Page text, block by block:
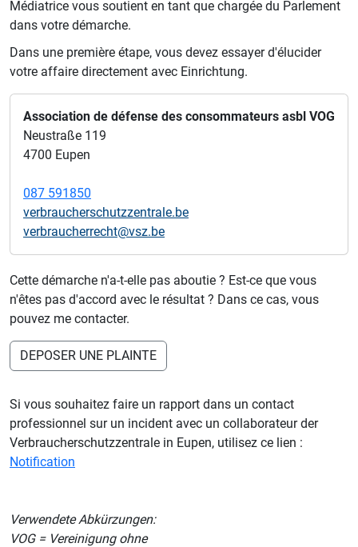
Médiatrice vous soutient en tant que chargée du Parlement
dans votre démarche.
Dans une première étape, vous devez essayer d'élucider
votre affaire directement avec Einrichtung.
Association de défense des consommateurs asbl VOG
Neustraße 119
4700 Eupen
087 591850
verbraucherschutzzentrale.be
verbraucherrecht@vsz.be
Cette démarche n'a-t-elle pas aboutie ? Est-ce que vous
n'êtes pas d'accord avec le résultat ? Dans ce cas, vous
pouvez me contacter.
DEPOSER UNE PLAINTE
Si vous souhaitez faire un rapport dans un contact
professionnel sur un incident avec un collaborateur der
Verbraucherschutzzentrale in Eupen, utilisez ce lien :
Notification
Verwendete Abkürzungen:
VOG = Vereinigung ohne